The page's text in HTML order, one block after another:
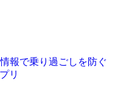
報で乗り過ごしを防ぐ
リ